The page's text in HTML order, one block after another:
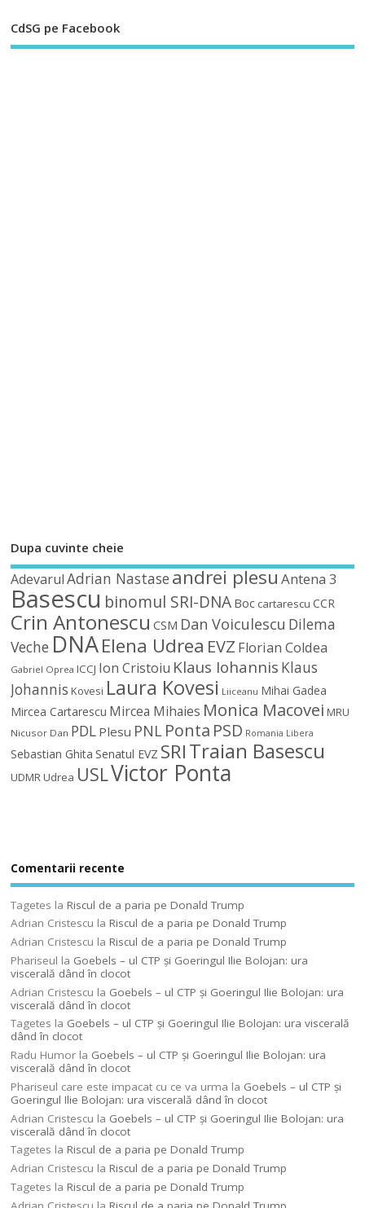
CdSG pe Facebook
Dupa cuvinte cheie
Adevarul Adrian Nastaseandrei plesuAntena 3
Basescu binomul SRI-DNA Boc cartarescu CCR
Crin Antonescu CSM Dan Voiculescu Dilema
Veche DNAElena Udrea EVZ Florian Coldea
Gabriel Oprea ICCJ Ion Cristoiu Klaus Iohannis Klaus
Johannis Kovesi Laura Kovesi Liiceanu Mihai Gadea
Mircea Cartarescu Mircea Mihaies Monica Macovei MRU
Nicusor Dan PDL Plesu PNL Ponta PSD Romania Libera
Sebastian Ghita Senatul EVZ SRITraian Basescu
UDMRUdrea USLVictor Ponta
Comentarii recente
Tagetes laRiscul de a paria pe Donald Trump
Adrian Cristescu laRiscul de a paria pe Donald Trump
Adrian Cristescu laRiscul de a paria pe Donald Trump
Phariseul la Goebels – ul CTP şi Goeringul Ilie Bolojan: ura
viscerală dând în clocot
Adrian Cristescu la Goebels – ul CTP şi Goeringul Ilie Bolojan: ura
viscerală dând în clocot
Tagetes la Goebels – ul CTP şi Goeringul Ilie Bolojan: ura viscerală
dând în clocot
Radu Humor la Goebels – ul CTP şi Goeringul Ilie Bolojan: ura
viscerală dând în clocot
Phariseul care este impacat cu ce va urma la Goebels – ul CTP şi
Goeringul Ilie Bolojan: ura viscerală dând în clocot
Adrian Cristescu la Goebels – ul CTP şi Goeringul Ilie Bolojan: ura
viscerală dând în clocot
Tagetes laRiscul de a paria pe Donald Trump
Adrian Cristescu laRiscul de a paria pe Donald Trump
Tagetes laRiscul de a paria pe Donald Trump